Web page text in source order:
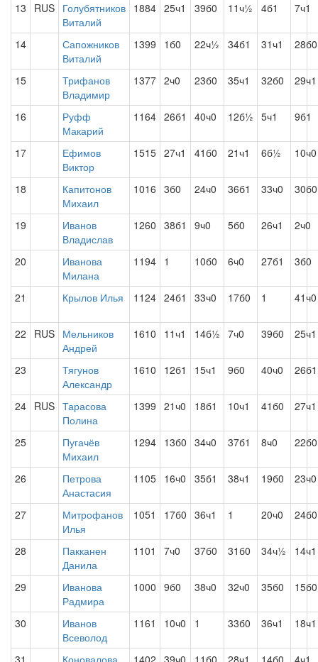
13 RUS Голубятников
Виталий
1884 25ч1 39б0 11ч½ 4б1 7ч1
14
Сапожников
Виталий
1399 1б0 22ч½ 34б1 31ч1 28б0
15
Трифанов
Владимир
1377 2ч0 23б0 35ч1 32б0 29ч1
16
Руфф
Макарий
1164 26б1 40ч0 12б½ 5ч1 9б1
17
Ефимов
Виктор
1515 27ч1 41б0 21ч1 6б½ 10ч0
18
Капитонов
Михаил
1016 3б0 24ч0 36б1 33ч0 30б0
19
Иванов
Владислав
1260 38б1 9ч0 5б0 26ч1 2ч0
20
Иванова
Милана
1194 1 10б0 6ч0 27б1 3б0
21 Крылов Илья 1124 24б1 33ч0 17б0 1 41ч0
22 RUS Мельников
Андрей
1610 11ч1 14б½ 7ч0 39б0 25ч1
23
Тягунов
Александр
1610 12б1 15ч1 9б0 40ч0 26б1
24 RUS Тарасова
Полина
1399 21ч0 18б1 10ч1 41б0 27ч1
25
Пугачёв
Михаил
1294 13б0 34ч0 37б1 8ч0 22б0
26
Петрова
Анастасия
1105 16ч0 35б1 38ч1 19б0 23ч0
27
Митрофанов
Илья
1051 17б0 36ч1 1 20ч0 24б0
28
Пакканен
Данила
1101 7ч0 37б0 31б0 34ч½ 14ч1
29
Иванова
Радмира
1000 9б0 38ч0 32ч0 35б0 15б0
30
Иванов
Всеволод
1161 10ч0 1 33б0 36ч1 18ч1
31 Коновалова 1402 39ч0 11б0 28ч1 14б0 4ч1